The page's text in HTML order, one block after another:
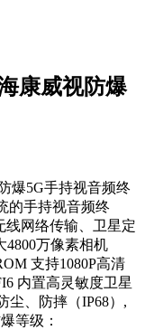
康威视防爆
爆5G手持视音频终
的手持视音频终
线网络传输、卫星定
4800万像素相机
支持1080P高清
内置高灵敏度卫星
尘、防摔（IP68）,
等级：